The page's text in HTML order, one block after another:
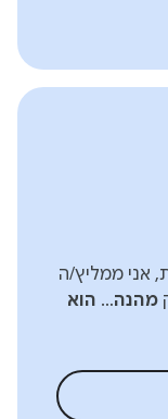
אני ממליץ/ה
מהנה… הוא